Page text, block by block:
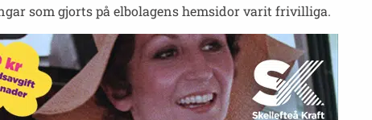
som gjorts på elbolagens hemsidor varit frivilliga.